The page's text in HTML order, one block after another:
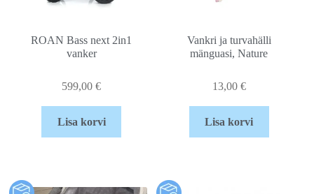
ROAN Bass next 2in1
vanker
599,00€
Lisa korvi
Vankri ja turvahälli
mänguasi, Nature
13,00 €
Lisa korvi